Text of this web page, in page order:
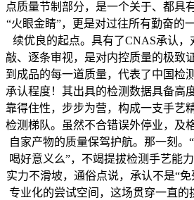
点质量节制部分，是一个关于、都具
“火眼金睛”，更是对过往所有勤奋的
续优良的起点。具有了CNAS承认，
敲、逐条审视，是对内控质量的极致
到成品的每一道质量，代表了中国检
承认程度！其出具的检测数据具备高
靠得住性，步步为营，构成一支手艺
检测梯队。虽然不合错误外停业，及
自家产物的质量保驾护航。那一刻。
喝好意义么”，不竭提拔检测手艺能
实力不滑坡，通俗点说，承认不是“免
专业化的尝试空间，这场贯穿一直的